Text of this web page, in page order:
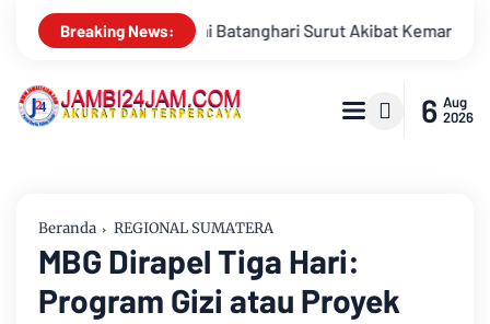
Breaking News:
Kemarau, Pasokan Air Bersih Tirta Mayang Jambi Keruh
6 Aug
2026
Beranda REGIONAL SUMATERA
MBG Dirapel Tiga Hari:
Program Gizi atau Proyek